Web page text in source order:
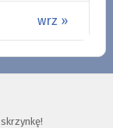
wrz »